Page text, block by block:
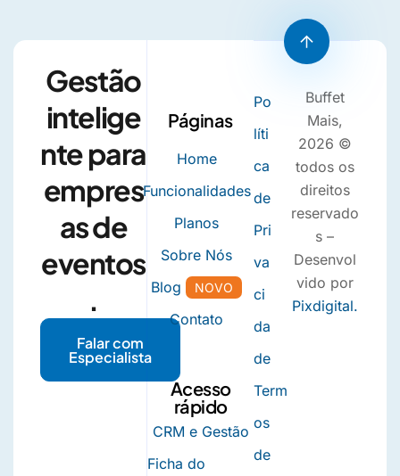
Gestão
intelige
nte para
empres
as de
eventos
.
Falar com
Especialista
Páginas
Home
Funcionalidades
Planos
Sobre Nós
Blog
NOVO
Contato
Acesso
rápido
CRM e Gestão
Ficha do
Po
líti
ca
de
Pri
va
ci
da
de
Term
os
de
Buffet
Mais,
2026 ©
todos os
direitos
reservado
s –
Desenvol
vido por
Pixdigital.